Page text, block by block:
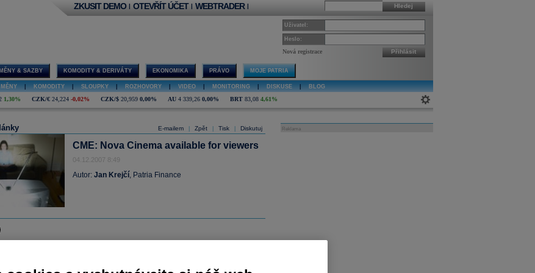
Hledej
ZKUSIT DEMO | OTEVŘÍT ÚČET | WEBTRADER |
Uživatel:
Heslo:
Nová registrace Přihlásit
MĚNY & SAZBY KOMODITY & DERIVÁTY EKONOMIKA PRÁVO MOJE PATRIA
MĚNY KOMODITY SLOUPKY ROZHOVORY VIDEO MONITORING DISKUSE BLOG
1,30% CZK/€ 24,224 -0,02% CZK/$ 20,959 0,00% AU 4 339,26 0,00% BRT 83,08 4,61%
E-mailem Zpět Tisk Diskutuj
CME: Nova Cinema available for viewers
04.12.2007 8:49
Autor: Jan Krejčí, Patria Finance
Reklama